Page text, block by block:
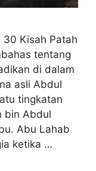
30 Kisah Patah
tentang
di dalam
asli Abdul
tingkatan
bin Abdul
Abu Lahab
ketika …